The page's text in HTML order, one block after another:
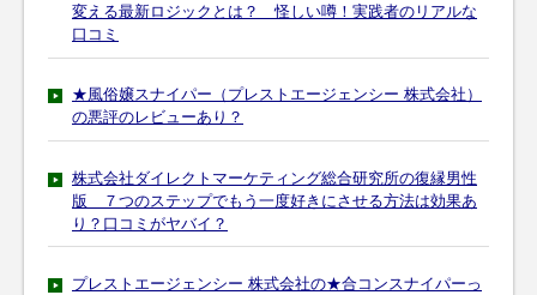
変える最新ロジックとは？ 怪しい噂！実践者のリアルな
口コミ
★風俗嬢スナイパー（プレストエージェンシー 株式会社）
の悪評のレビューあり？
株式会社ダイレクトマーケティング総合研究所の復縁男性
版 ７つのステップでもう一度好きにさせる方法は効果あ
り？口コミがヤバイ？
プレストエージェンシー 株式会社の★合コンスナイパーっ